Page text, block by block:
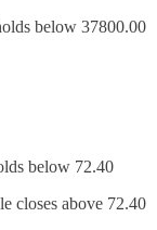
below 37800.00
below 72.40
closes above 72.40